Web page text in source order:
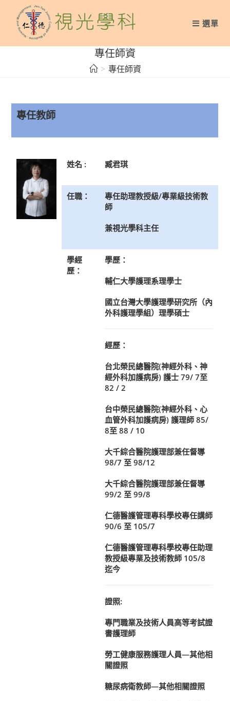
content
選單
專任師資
> 專任師資
專任教師
姓名 : 臧君琪
任職：
專任助理教授級/專業級技術教
師
兼視光學科主任
學經
歷：
學歷：
輔仁大學護理系理學士
國立台灣大學護理學研究所（內
外科護理學組）理學碩士
經歷：
台北榮民總醫院(神經外科、神
經外科加護病房) 護士 79/ 7至
82 / 2
台中榮民總醫院(神經外科、心
血管外科加護病房) 護理師 85/
8至 88 / 10
大千綜合醫院護理部兼任督導
98/7 至 98/12
大千綜合醫院護理部兼任督導
99/2 至 99/8
仁德醫護管理專科學校專任講師
90/6 至 105/7
仁德醫護管理專科學校專任助理
教授級專業及技術教師 105/8
迄今
證照:
專門職業及技術人員高等考試證
書護理師
勞工健康服務護理人員—其他相
關證照
糖尿病衛教師—其他相關證照